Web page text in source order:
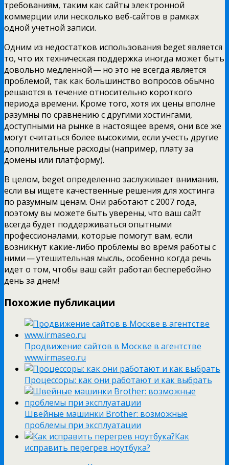
требованиям, таким как сайты электронной
коммерции или несколько веб-сайтов в рамках
одной учетной записи.
Одним из недостатков использования beget является
то, что их техническая поддержка иногда может быть
довольно медленной — но это не всегда является
проблемой, так как большинство вопросов обычно
решаются в течение относительно короткого
периода времени. Кроме того, хотя их цены вполне
разумны по сравнению с другими хостингами,
доступными на рынке в настоящее время, они все же
могут считаться более высокими, если учесть другие
дополнительные расходы (например, плату за
домены или платформу).
В целом, beget определенно заслуживает внимания,
если вы ищете качественные решения для хостинга
по разумным ценам. Они работают с 2007 года,
поэтому вы можете быть уверены, что ваш сайт
всегда будет поддерживаться опытными
профессионалами, которые помогут вам, если
возникнут какие-либо проблемы во время работы с
ними — утешительная мысль, особенно когда речь
идет о том, чтобы ваш сайт работал бесперебойно
день за днем!
Похожие публикации
Продвижение сайтов в Москве в агентстве
www.irmaseo.ru
Процессоры: как они работают и как выбрать
Швейные машинки Brother: возможные
проблемы при эксплуатации
Как
исправить перегрев ноутбука?